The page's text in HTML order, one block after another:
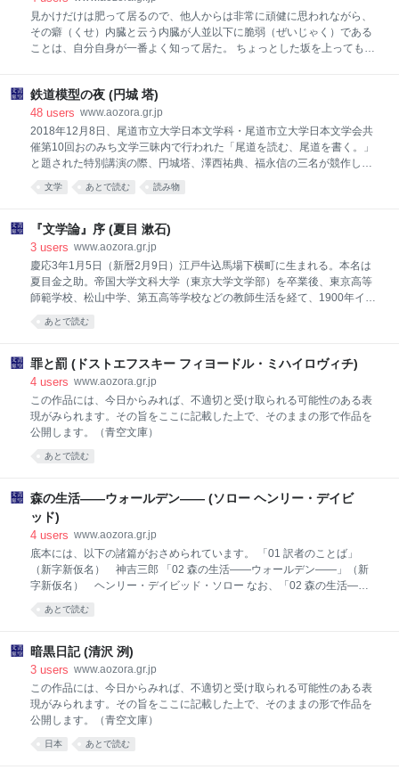
の眼の女」「少年」など、高踏的な凝った文体で書いた。応仁の乱を題
材にした「雪の宿り」は自らの戦争体験を重ね合わせた歴史小説の逸
品。博学で和洋の文学に造詣深く、「散文の運命」「チェーホフ試論」
見かけだけは肥って居るので、他人からは非常に頑健に思われながら、
その癖（くせ）内臓と云う内臓が人並以下に脆弱（ぜいじゃく）である
ことは、自分自身が一番よく知って居た。 ちょっとした坂を上っても、
ざす人の部屋へ通されても、息がはずんで、急には話を切り出すこと
が、出来ないことなどもあった。 肺の方も余り強くはなかった。深呼吸
をする積りで、息を吸いかけても、ある程度迄吸うと、すぐ胸苦しくな
って来て、それ以上はどうしても吸えなかった。 心臓と肺とが弱い上
に、去年あたりから胃腸を害してしまった。内臓では、強いものは一つ
いつも頑健そうに見える。自分では内臓の弱いことを、万々承知して居
鉄道模型の夜 (円城 塔)
48 users www.aozora.gr.jp
2018年12月8日、尾道市立大学日本文学科・尾道市立大学日本文学会共
催第10回おのみち文学三昧内で行われた「尾道を読む、尾道を書く。」
と題された特別講演の際、円城塔、澤西祐典、福永信の三名が競作した
原稿。完成版が『すばる』誌に「競作 尾道を書く」として掲載され
た。（円城塔）
文学 あとで読む 読み物
『文学論』序 (夏目 漱石)
3 users www.aozora.gr.jp
慶応3年1月5日（新暦2月9日）江戸牛込馬場下横町に生まれる。本名は
夏目金之助。帝国大学文科大学（東京大学文学部）を卒業後、東京高等
師範学校、松山中学、第五高等学校などの教師生活を経て、1900年イギ
リスに留学する。帰国後、第一高等学校で教鞭をとりながら、1905年処
女作「吾輩は猫である」を発表。1906年「坊っちゃん」「草枕」を発
郎」などを発表するが、胃病に苦しむようになる。1916年12月9日、
「明暗」の連載途中に胃潰瘍で永眠。享年50歳であった。 「夏目漱石」
あとで読む
罪と罰 (ドストエフスキー フィヨードル・ミハイロヴィチ)
4 users www.aozora.gr.jp
この作品には、今日からみれば、不適切と受け取られる可能性のある表
現がみられます。その旨をここに記載した上で、そのままの形で作品を
公開します。（青空文庫）
あとで読む
森の生活――ウォールデン―― (ソロー ヘンリー・デイビ
ッド)
4 users www.aozora.gr.jp
底本には、以下の諸篇がおさめられています。 「01 訳者のことば」
（新字新仮名） 神吉三郎 「02 森の生活――ウォールデン――」（新
字新仮名） ヘンリー・デイビッド・ソロー なお、「02 森の生活――
ウォールデン――」には底本どおり「01 訳者のことば」を納めていま
す。 ※公開に至っていない場合は、リンクが機能しません。
あとで読む
暗黒日記 (清沢 洌)
3 users www.aozora.gr.jp
この作品には、今日からみれば、不適切と受け取られる可能性のある表
現がみられます。その旨をここに記載した上で、そのままの形で作品を
公開します。（青空文庫）
日本 あとで読む